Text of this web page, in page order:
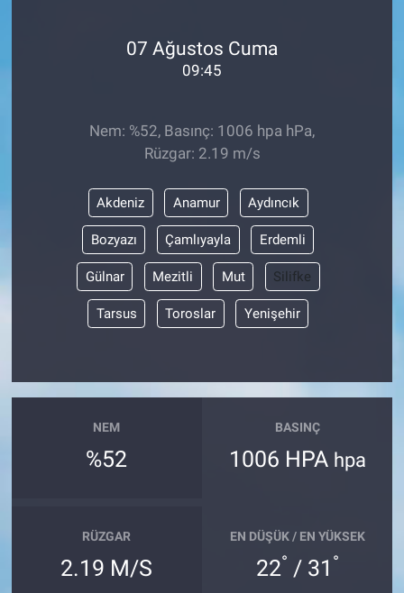
07 Ağustos Cuma
09:45
Nem: %52, Basınç: 1006 hpa hPa,
Rüzgar: 2.19 m/s
Akdeniz Anamur Aydıncık
Bozyazı Çamlıyayla Erdemli
Gülnar Mezitli Mut Silifke
Tarsus Toroslar Yenişehir
NEM
%52
BASINÇ
1006 HPA hpa
RÜZGAR
2.19 M/S
EN DÜŞÜK / EN YÜKSEK
22° / 31 °